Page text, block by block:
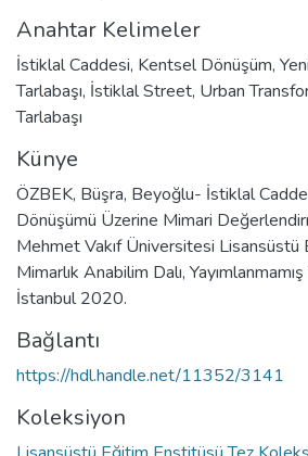
Anahtar Kelimeler
İstiklal Caddesi, Kentsel Dönüşüm,
Tarlabaşı, İstiklal Street, Urban
Tarlabaşı
Künye
ÖZBEK, Büşra, Beyoğlu- İstiklal
Dönüşümü Üzerine Mimari
Mehmet Vakıf Üniversitesi Lisansüstü
Mimarlık Anabilim Dalı,
İstanbul 2020.
Bağlantı
https://hdl.handle.net/11352/3141
Koleksiyon